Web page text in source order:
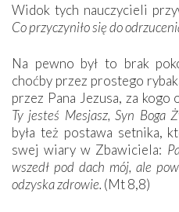
Widok tych nauczycieli
Co przyczyniło się do
Na pewno był to brak
choćby przez prostego
przez Pana Jezusa, za kogo
Ty jesteś Mesjasz, Syn Boga
była też postawa setnika,
swej wiary w Zbawiciela:
wszedł pod dach mój, ale
odzyska zdrowie. (Mt 8,8)